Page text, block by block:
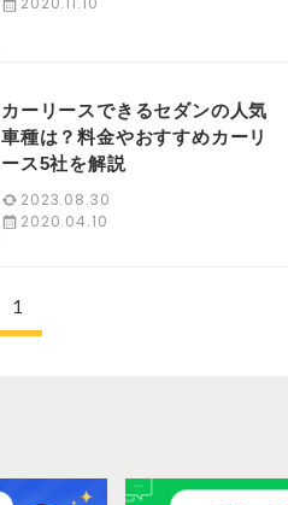
カーリースできるセダンの人気
車種は？料金やおすすめカーリ
ース5社を解説
2023.08.30
2020.04.10
1